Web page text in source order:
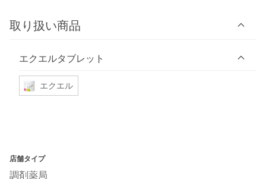
取り扱い商品
エクエルタブレット
エクエル
店舗タイプ
調剤薬局